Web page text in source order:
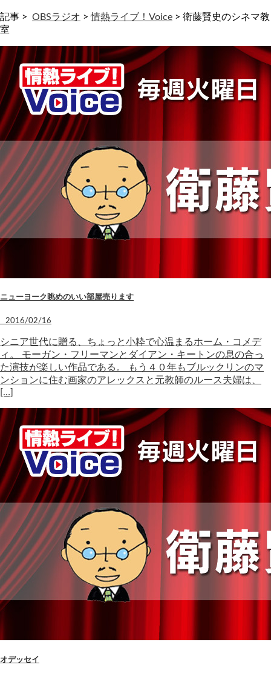
記事 > OBSラジオ >情熱ライブ！Voice > 衛藤賢史のシネマ教
室
ニューヨーク眺めのいい部屋売ります
2016/02/16
シニア世代に贈る、ちょっと小粋で心温まるホーム・コメデ
ィ。 モーガン・フリーマンとダイアン・キートンの息の合っ
た演技が楽しい作品である。 もう４０年もブルックリンのマ
ンションに住む画家のアレックスと元教師のルース夫婦は、
[…]
オデッセイ